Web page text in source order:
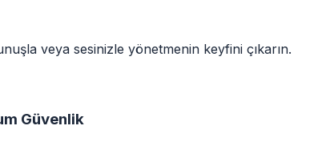
veya sesinizle yönetmenin keyfini çıkarın.
Güvenlik